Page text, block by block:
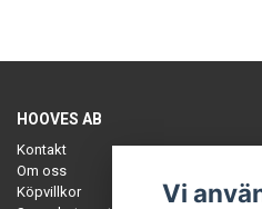
HOOVES AB
Kontakt
Om oss
Köpvillkor
Vi